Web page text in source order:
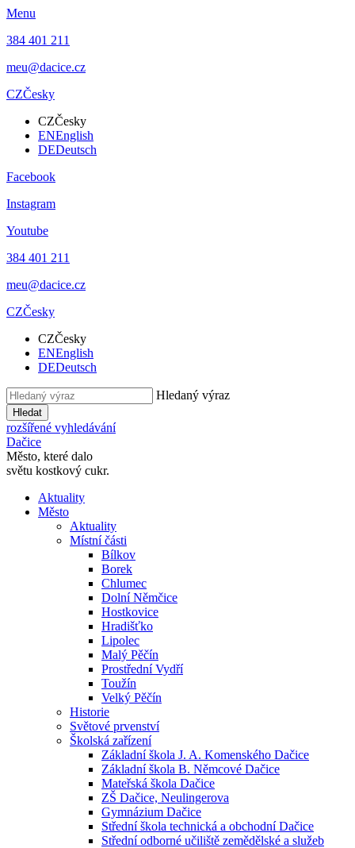
Menu
384 401 211
meu@dacice.cz
CZČesky
CZČesky
ENEnglish
DEDeutsch
Facebook
Instagram
Youtube
384 401 211
meu@dacice.cz
CZČesky
CZČesky
ENEnglish
DEDeutsch
Hledaný výraz
Hledat
rozšířené vyhledávání
Dačice
Město, které dalo
světu kostkový cukr.
Aktuality
Město
Aktuality
Místní části
Bílkov
Borek
Chlumec
Dolní Němčice
Hostkovice
Hradišťko
Lipolec
Malý Pěčín
Prostřední Vydří
Toužín
Velký Pěčín
Historie
Světové prvenství
Školská zařízení
Základní škola J. A. Komenského Dačice
Základní škola B. Němcové Dačice
Mateřská škola Dačice
ZŠ Dačice, Neulingerova
Gymnázium Dačice
Střední škola technická a obchodní Dačice
Střední odborné učiliště zemědělské a služeb